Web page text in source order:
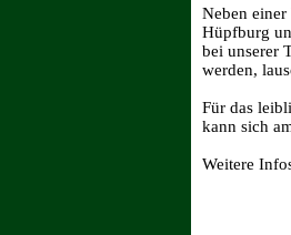
Neben
Hüpfburg
bei unserer
werden,
Für das
kann sich
Weitere